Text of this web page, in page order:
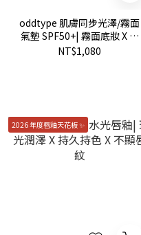
oddtype 肌膚同步光澤/霧面
氣墊 SPF50+| 霧面底妝 X 光
澤底妝 X 輕薄透亮
NT$1,080
2026 年度唇釉天花板 ✨